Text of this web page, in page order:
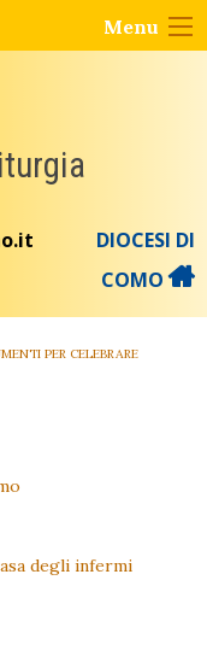
Menu
DIOCESI DI
COMO
PER CELEBRARE
degli infermi